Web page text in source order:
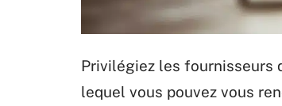
Privilégiez les fournisseurs
lequel vous pouvez vous